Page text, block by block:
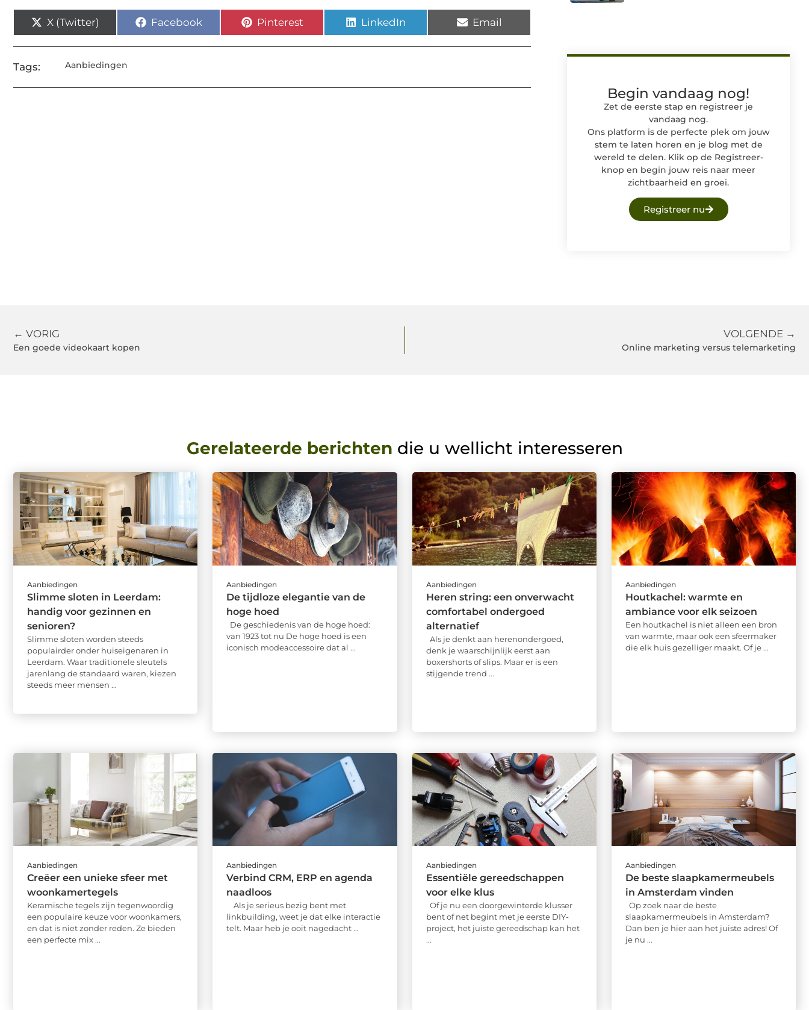
X (Twitter) Facebook Pinterest LinkedIn Email
Tags: Aanbiedingen
Begin vandaag nog!
Zet de eerste stap en registreer je
vandaag nog.
Ons platform is de perfecte plek om jouw
stem te laten horen en je blog met de
wereld te delen. Klik op de Registreer-
knop en begin jouw reis naar meer
zichtbaarheid en groei.
Registreer nu
← VORIG
Een goede videokaart kopen
VOLGENDE →
Online marketing versus telemarketing
Gerelateerde berichten die u wellicht interesseren
Aanbiedingen
Slimme sloten in Leerdam:
handig voor gezinnen en
senioren?
Slimme sloten worden steeds
populairder onder huiseigenaren in
Leerdam. Waar traditionele sleutels
jarenlang de standaard waren, kiezen
steeds meer mensen ...
Aanbiedingen
De tijdloze elegantie van de
hoge hoed
De geschiedenis van de hoge hoed:
van 1923 tot nu De hoge hoed is een
iconisch modeaccessoire dat al ...
Aanbiedingen
Heren string: een onverwacht
comfortabel ondergoed
alternatief
Als je denkt aan herenondergoed,
denk je waarschijnlijk eerst aan
boxershorts of slips. Maar er is een
stijgende trend ...
Aanbiedingen
Houtkachel: warmte en
ambiance voor elk seizoen
Een houtkachel is niet alleen een bron
van warmte, maar ook een sfeermaker
die elk huis gezelliger maakt. Of je ...
Aanbiedingen
Creëer een unieke sfeer met
woonkamertegels
Keramische tegels zijn tegenwoordig
een populaire keuze voor woonkamers,
en dat is niet zonder reden. Ze bieden
een perfecte mix ...
Aanbiedingen
Verbind CRM, ERP en agenda
naadloos
Als je serieus bezig bent met
linkbuilding, weet je dat elke interactie
telt. Maar heb je ooit nagedacht ...
Aanbiedingen
Essentiële gereedschappen
voor elke klus
Of je nu een doorgewinterde klusser
bent of net begint met je eerste DIY-
project, het juiste gereedschap kan het
...
Aanbiedingen
De beste slaapkamermeubels
in Amsterdam vinden
Op zoek naar de beste
slaapkamermeubels in Amsterdam?
Dan ben je hier aan het juiste adres! Of
je nu ...